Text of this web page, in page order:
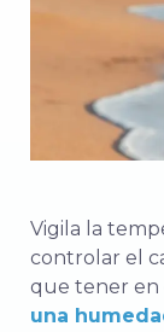
Vigila la
controlar el
que tener en
una